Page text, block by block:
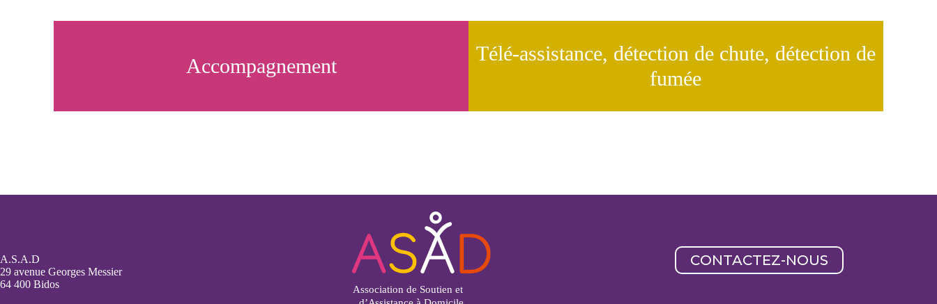
Accompagnement
Télé-assistance, détection de chute, détection de
fumée
A.S.A.D
29 avenue Georges Messier
64 400 Bidos
CONTACTEZ-NOUS